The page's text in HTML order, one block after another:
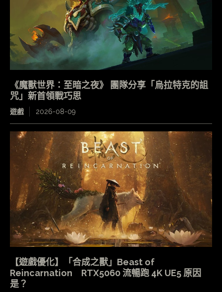
《魔獸世界：至暗之夜》 團隊分享「烏拉特克的詛
咒」新首領戰巧思
遊戲 2026-08-09
【遊戲優化】「合成之獸」Beast of
Reincarnation RTX5060 流暢跑 4K UE5 原因
是？